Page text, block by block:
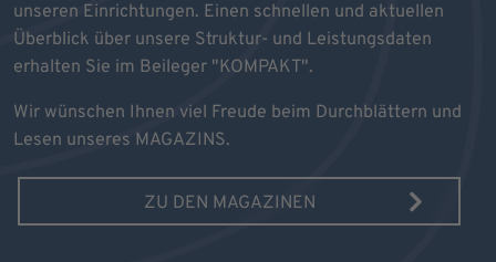
unseren Einrichtungen. Einen schnellen und aktuellen
Überblick über unsere Struktur- und Leistungsdaten
erhalten Sie im Beileger "KOMPAKT".
Wir wünschen Ihnen viel Freude beim Durchblättern und
Lesen unseres MAGAZINS.
ZU DEN MAGAZINEN